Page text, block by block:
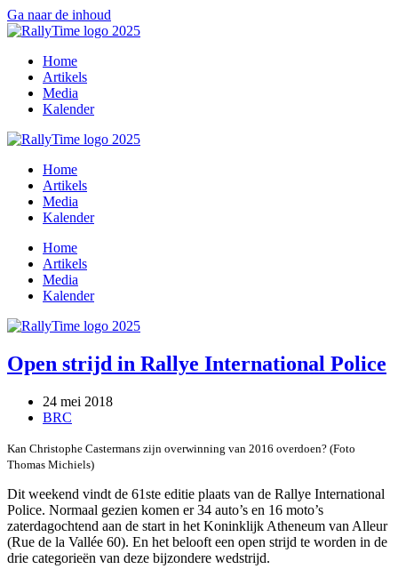
Ga naar de inhoud
Home
Artikels
Media
Kalender
Home
Artikels
Media
Kalender
Home
Artikels
Media
Kalender
Open strijd in Rallye International Police
24 mei 2018
BRC
Kan Christophe Castermans zijn overwinning van 2016 overdoen? (Foto
Thomas Michiels)
Dit weekend vindt de 61ste editie plaats van de Rallye International
Police. Normaal gezien komen er 34 auto’s en 16 moto’s
zaterdagochtend aan de start in het Koninklijk Atheneum van Alleur
(Rue de la Vallée 60). En het belooft een open strijd te worden in de
drie categorieën van deze bijzondere wedstrijd.